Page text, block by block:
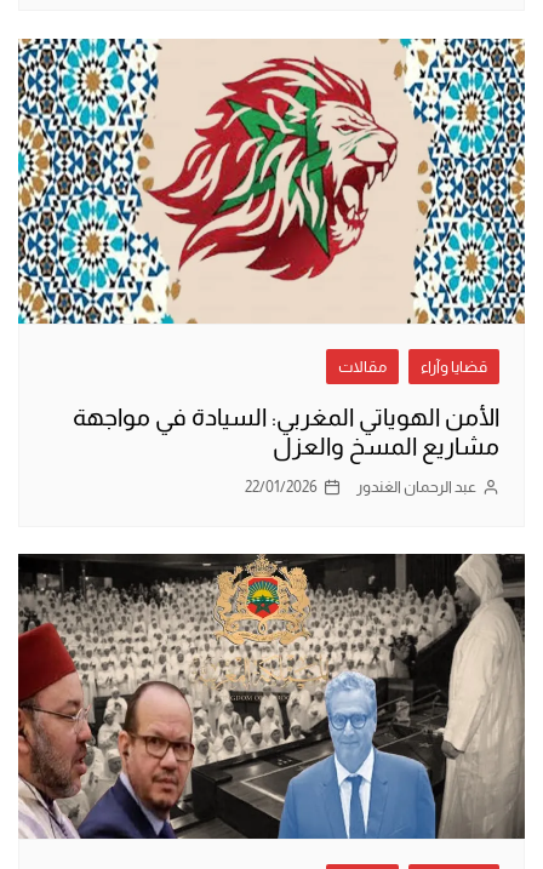
قضايا وآراء مقالات
الأمن الهوياتي المغربي: السيادة في مواجهة
مشاريع المسخ والعزل
عبد الرحمان الغندور 22/01/2026